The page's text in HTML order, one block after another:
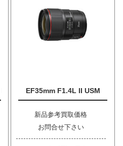
EF35mm F1.4L II USM
新品参考買取価格
お問合せ下さい